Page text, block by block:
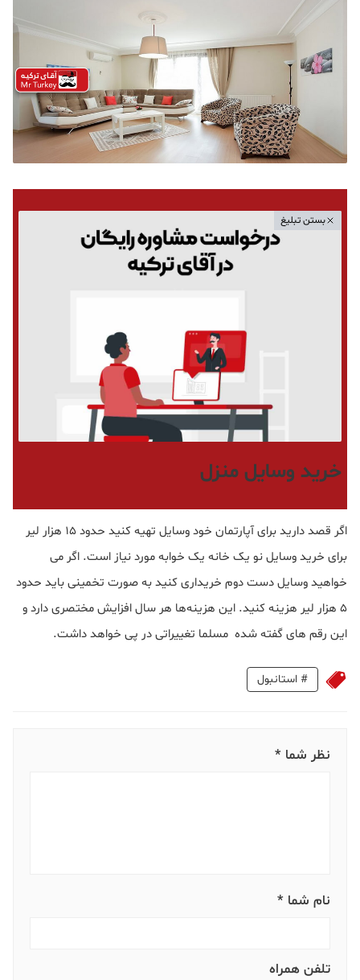
بستن تبلیغ
خرید وسایل منزل
اگر قصد دارید برای آپارتمان خود وسایل تهیه کنید حدود ۱۵ هزار لیر
برای خرید وسایل نو یک خانه یک خوابه مورد نیاز است. اگر می
خواهید وسایل دست دوم خریداری کنید به صورت تخمینی باید حدود
۵ هزار لیر هزینه کنید. این هزینه‌ها هر سال افزایش مختصری دارد و
این رقم های گفته شده مسلما تغییراتی در پی خواهد داشت.
# استانبول
نظر شما *
نام شما *
تلفن همراه